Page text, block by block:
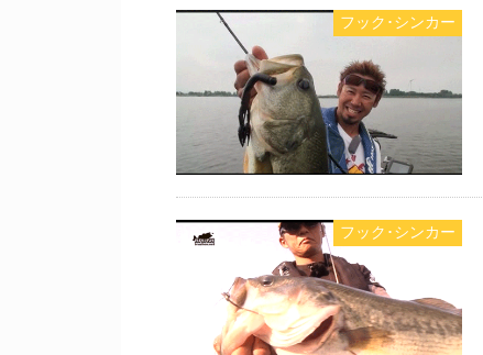
フック･シンカー
フック･シンカー